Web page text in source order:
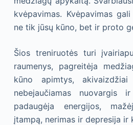
kvėpavimas. Kvėpavimas
ne tik jūsų kūno, bet ir proto
Šios treniruotės turi
raumenys, pagreitėja
kūno apimtys, akivaizdžiai
nebejaučiamas nuovargis
padaugėja energijos,
įtampą, nerimas ir depresija ir